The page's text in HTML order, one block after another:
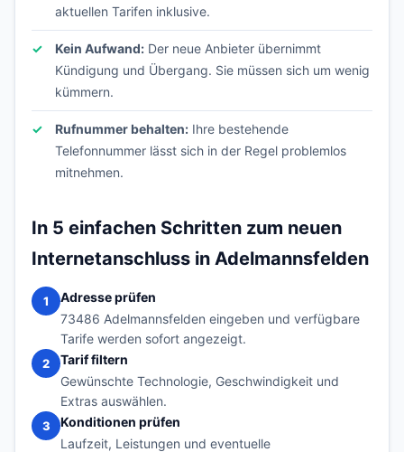
aktuellen Tarifen inklusive.
Kein Aufwand: Der neue Anbieter übernimmt
Kündigung und Übergang. Sie müssen sich um wenig
kümmern.
Rufnummer behalten: Ihre bestehende
Telefonnummer lässt sich in der Regel problemlos
mitnehmen.
In 5 einfachen Schritten zum neuen
Internetanschluss in Adelmannsfelden
1
Adresse prüfen
73486 Adelmannsfelden eingeben und verfügbare
Tarife werden sofort angezeigt.
2
Tarif filtern
Gewünschte Technologie, Geschwindigkeit und
Extras auswählen.
3
Konditionen prüfen
Laufzeit, Leistungen und eventuelle